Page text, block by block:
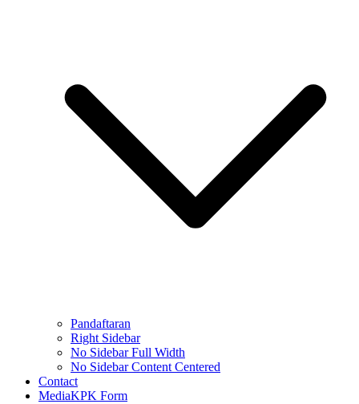
Pandaftaran
Right Sidebar
No Sidebar Full Width
No Sidebar Content Centered
Contact
MediaKPK Form